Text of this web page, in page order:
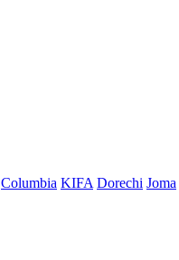
Columbia KIFA Dorechi Joma